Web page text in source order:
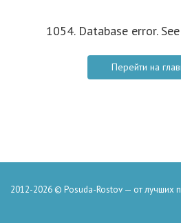
1054. Database error.
Перейти на
2012-2026 © Posuda-Rostov — от лучших